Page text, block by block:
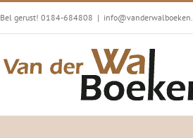
Bel gerust! 0184-684808 |